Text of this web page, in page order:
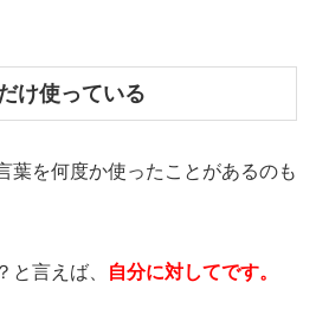
け使っている
葉を何度か使ったことがあるのも
と言えば、 自分に対してです。